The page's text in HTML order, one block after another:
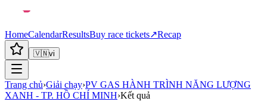
HomeCalendarResultsBuy race tickets↗Recap
🇻🇳vi
Trang chủ›Giải chạy›PV GAS HÀNH TRÌNH NĂNG LƯỢNG
XANH - TP. HỒ CHÍ MINH›Kết quả